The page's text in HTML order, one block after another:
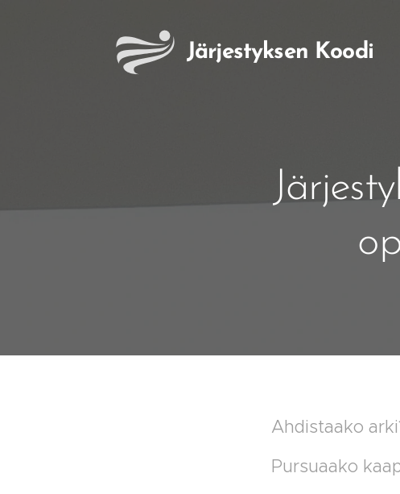
Järjestyksen Koodi
Ahdistaako
Pursuaako